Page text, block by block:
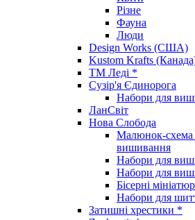
Різне
Фауна
Люди
Design Works (США)
Kustom Krafts
ТМ Леді *
Сузір'я Єдинорога
Набори для
ЛанСвіт
Нова Слобода
Малюнок-схема
вишивання
Набори для
Набори для
Бісерні
Набори для
Затишні хрестики *